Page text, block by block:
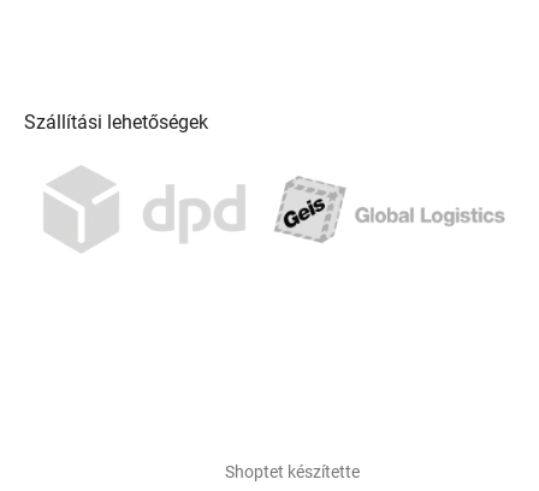
Szállítási lehetőségek
Shoptet készítette